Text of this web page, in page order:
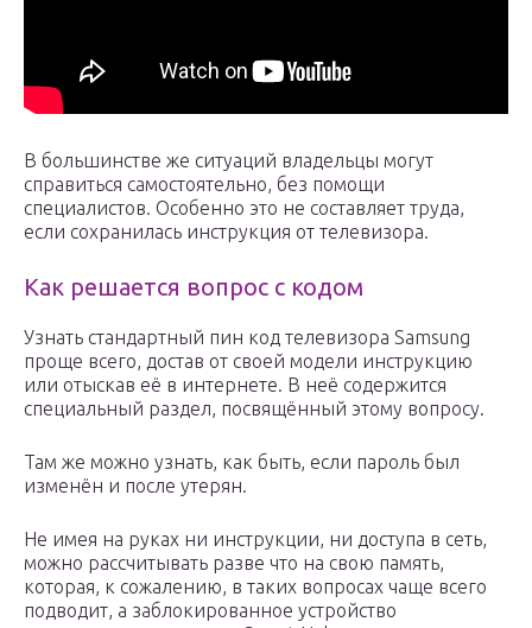
В большинстве же ситуаций владельцы могут
справиться самостоятельно, без помощи
специалистов. Особенно это не составляет труда,
если сохранилась инструкция от телевизора.
Как решается вопрос с кодом
Узнать стандартный пин код телевизора Samsung
проще всего, достав от своей модели инструкцию
или отыскав её в интернете. В неё содержится
специальный раздел, посвящённый этому вопросу.
Там же можно узнать, как быть, если пароль был
изменён и после утерян.
Не имея на руках ни инструкции, ни доступа в сеть,
можно рассчитывать разве что на свою память,
которая, к сожалению, в таких вопросах чаще всего
подводит, а заблокированное устройство